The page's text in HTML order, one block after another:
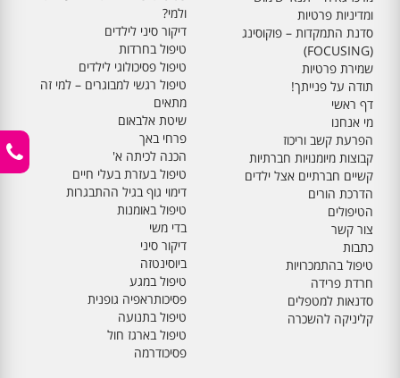
ומדיניות פרטיות
סדנת התמקדות – פוקוסינג
(FOCUSING)
שמירת פרטיות
תודה על פנייתך!
דף ראשי
מי אנחנו
הפרעת קשב וריכוז
קבוצות מיומנויות חברתיות
קשיים חברתיים אצל ילדים
הדרכת הורים
הטיפולים
צור קשר
כתבות
טיפול בהתמכרויות
חרדת פרידה
סדנאות למטפלים
קליניקה להשכרה
ולמי?
דיקור סיני לילדים
טיפול בחרדות
טיפול פסיכולוגי לילדים
טיפול רגשי למבוגרים – למי זה
מתאים
שיטת אלבאום
פרחי באך
הכנה לכיתה א'
טיפול בעזרת בעלי חיים
דימוי גוף בגיל ההתבגרות
טיפול באומנות
בדי משי
דיקור סיני
ביוסינטזה
טיפול במגע
פסיכותראפיה גופנית
טיפול בתנועה
טיפול בארגז חול
פסיכודרמה